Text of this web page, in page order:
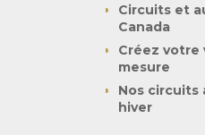
Circuits et
Canada
Créez votre
mesure
Nos circuits
hiver